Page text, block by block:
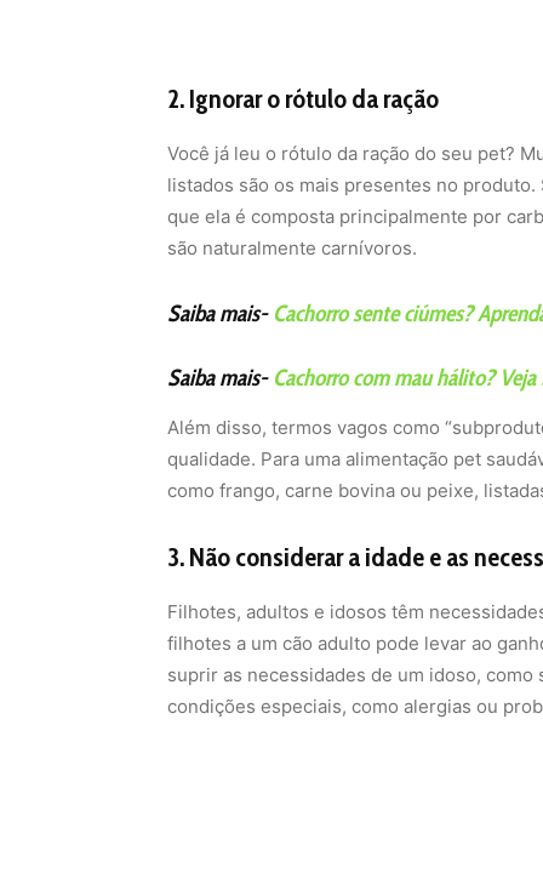
2. Ignorar o rótulo da ração
Você já leu o rótulo da ração do seu pet?
listados são os mais presentes no produto.
que ela é composta principalmente por
são naturalmente carnívoros.
Saiba mais- Cachorro sente ciúmes?
Saiba mais- Cachorro com mau hálito?
Além disso, termos vagos como
qualidade. Para uma alimentação pet
como frango, carne bovina ou peixe,
3. Não considerar a idade e as
Filhotes, adultos e idosos têm
filhotes a um cão adulto pode levar ao
suprir as necessidades de um idoso,
condições especiais, como alergias ou